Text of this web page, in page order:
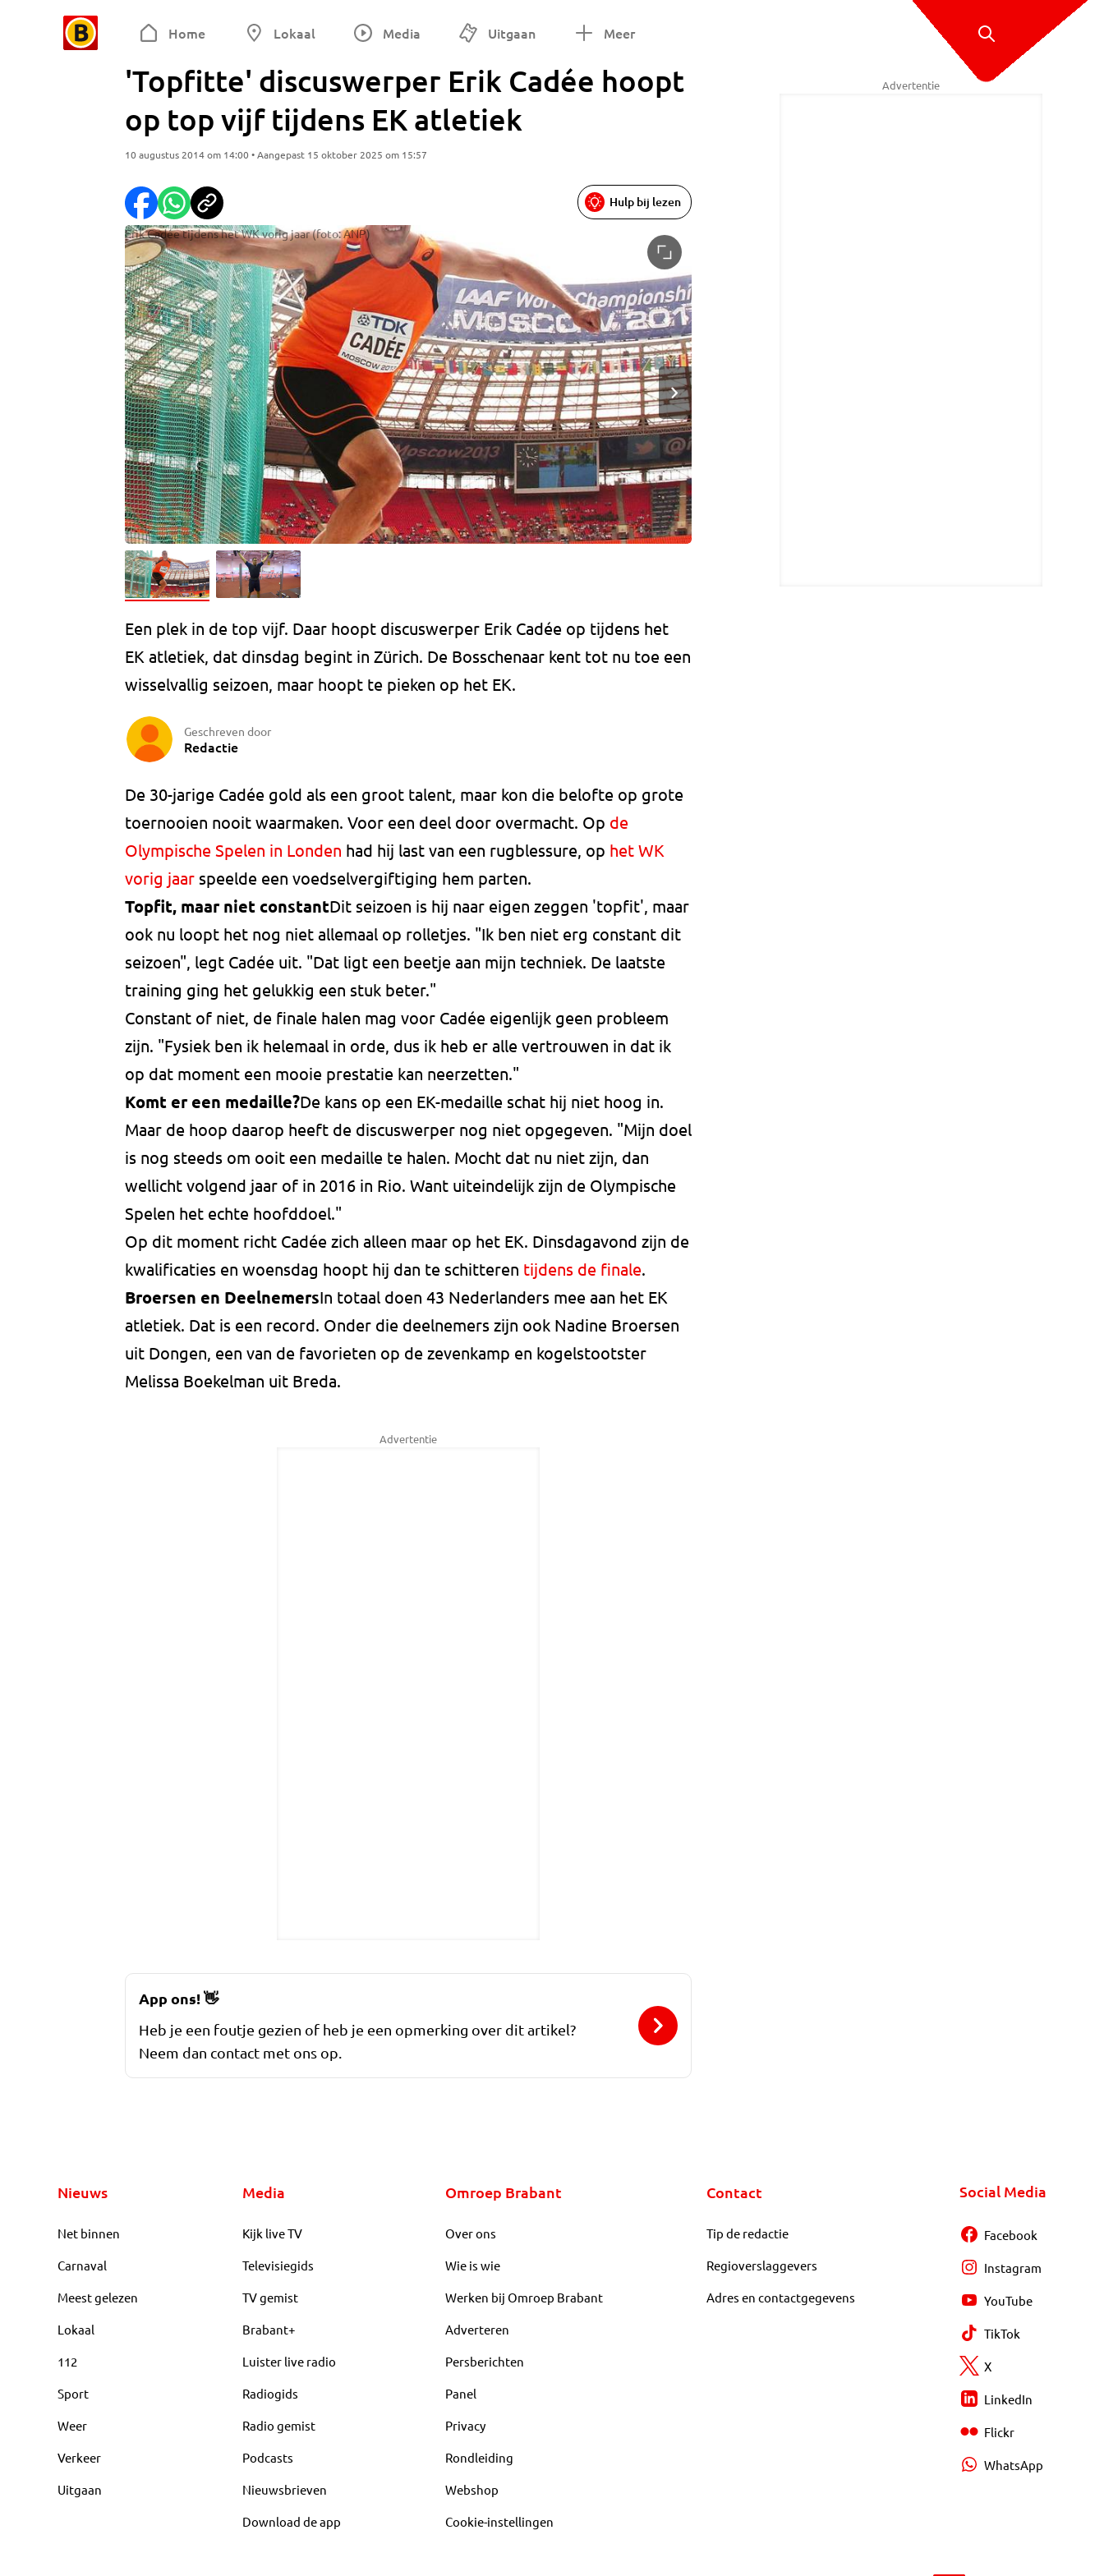
Home Lokaal Media Uitgaan Meer
'Topfitte' discuswerper Erik Cadée hoopt
op top vijf tijdens EK atletiek
10 augustus 2014 om 14:00 • Aangepast 15 oktober 2025 om 15:57
Erik Cadée tijdens het WK vorig jaar (foto: ANP)
Hulp bij lezen
Een plek in de top vijf. Daar hoopt discuswerper Erik Cadée op tijdens het
EK atletiek, dat dinsdag begint in Zürich. De Bosschenaar kent tot nu toe een
wisselvallig seizoen, maar hoopt te pieken op het EK.
Geschreven door
Redactie
De 30-jarige Cadée gold als een groot talent, maar kon die belofte op grote
toernooien nooit waarmaken. Voor een deel door overmacht. Op de
Olympische Spelen in Londen had hij last van een rugblessure, op het WK
vorig jaar speelde een voedselvergiftiging hem parten.
Topfit, maar niet constantDit seizoen is hij naar eigen zeggen 'topfit', maar
ook nu loopt het nog niet allemaal op rolletjes. "Ik ben niet erg constant dit
seizoen", legt Cadée uit. "Dat ligt een beetje aan mijn techniek. De laatste
training ging het gelukkig een stuk beter."
Constant of niet, de finale halen mag voor Cadée eigenlijk geen probleem
zijn. "Fysiek ben ik helemaal in orde, dus ik heb er alle vertrouwen in dat ik
op dat moment een mooie prestatie kan neerzetten."
Komt er een medaille?De kans op een EK-medaille schat hij niet hoog in.
Maar de hoop daarop heeft de discuswerper nog niet opgegeven. "Mijn doel
is nog steeds om ooit een medaille te halen. Mocht dat nu niet zijn, dan
wellicht volgend jaar of in 2016 in Rio. Want uiteindelijk zijn de Olympische
Spelen het echte hoofddoel."
Op dit moment richt Cadée zich alleen maar op het EK. Dinsdagavond zijn de
kwalificaties en woensdag hoopt hij dan te schitteren tijdens de finale.
Broersen en DeelnemersIn totaal doen 43 Nederlanders mee aan het EK
atletiek. Dat is een record. Onder die deelnemers zijn ook Nadine Broersen
uit Dongen, een van de favorieten op de zevenkamp en kogelstootster
Melissa Boekelman uit Breda.
Advertentie
Advertentie
App ons!👋
Heb je een foutje gezien of heb je een opmerking over dit artikel?
Neem dan contact met ons op.
Nieuws
Net binnen
Carnaval
Meest gelezen
Lokaal
112
Sport
Weer
Verkeer
Uitgaan
Media
Kijk live TV
Televisiegids
TV gemist
Brabant+
Luister live radio
Radiogids
Radio gemist
Podcasts
Nieuwsbrieven
Download de app
Omroep Brabant
Over ons
Wie is wie
Werken bij Omroep Brabant
Adverteren
Persberichten
Panel
Privacy
Rondleiding
Webshop
Cookie-instellingen
Contact
Tip de redactie
Regioverslaggevers
Adres en contactgegevens
Social Media
Facebook
Instagram
YouTube
TikTok
X
LinkedIn
Flickr
WhatsApp